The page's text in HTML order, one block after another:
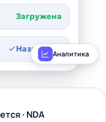
Аналитика
Загружена
Назначено
· NDA